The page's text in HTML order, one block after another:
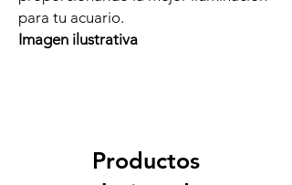
para tu acuario.
Imagen ilustrativa
Productos